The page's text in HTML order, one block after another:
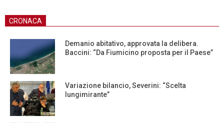
CRONACA
Demanio abitativo, approvata la delibera.
Baccini: “Da Fiumicino proposta per il Paese”
Variazione bilancio, Severini: “Scelta
lungimirante”